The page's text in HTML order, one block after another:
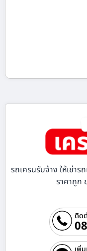
รถเครนรับจ้าง ให้เช่า
ราคาถูก
ติด